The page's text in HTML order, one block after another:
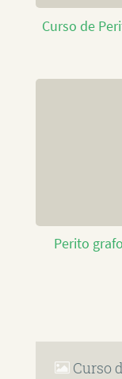
Curso de
Perito
Curso